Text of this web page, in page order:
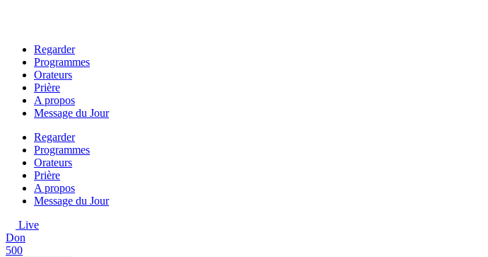
Regarder
Programmes
Orateurs
Prière
A propos
Message du Jour
Regarder
Programmes
Orateurs
Prière
A propos
Message du Jour
Live
Don
500